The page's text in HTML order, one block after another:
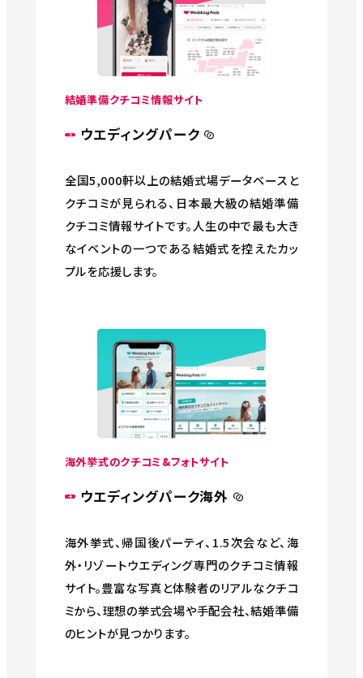
結婚準備クチコミ情報サイト
ウエディングパーク
全国5,000軒以上の結婚式場データベースと
クチコミが見られる、日本最大級の結婚準備
クチコミ情報サイトです。人生の中で最も大き
なイベントの一つである結婚式を控えたカッ
プルを応援します。
海外挙式のクチコミ&フォトサイト
ウエディングパーク海外
海外挙式、帰国後パーティ、1.5次会など、海
外・リゾートウエディング専門のクチコミ情報
サイト。豊富な写真と体験者のリアルなクチコ
ミから、理想の挙式会場や手配会社、結婚準備
のヒントが見つかります。